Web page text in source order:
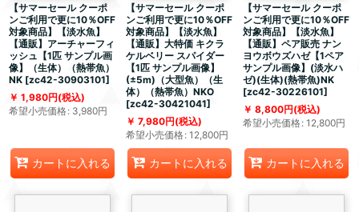
【サマーセール クーポ
ンご利用で更に10％OFF
対象商品】【淡水魚】
【通販】アーチャーフィ
ッシュ【1匹 サンプル画
像】（生体）（熱帯魚）
NK [zc42-30903101]
1,980円(税込)
希望小売価格: 3,980円
カートに入れる
【サマーセール クーポ
ンご利用で更に10％OFF
対象商品】【淡水魚】
【通販】大特価 キクラ
ケルベリー スパイダー
【1匹 サンプル画像】
(±5m)（大型魚）（生
体）（熱帯魚）NKO
[zc42-30421041]
7,980円(税込)
希望小売価格: 12,800円
カートに入れる
【サマーセール クーポ
ンご利用で更に10％OFF
対象商品】【淡水魚】
【通販】ペア販売 ナン
ヨウボウズハゼ【1ペア
サンプル画像】(淡水ハ
ゼ)(生体)(熱帯魚)NK
[zc42-30226101]
8,800円(税込)
希望小売価格: 12,800円
カートに入れる